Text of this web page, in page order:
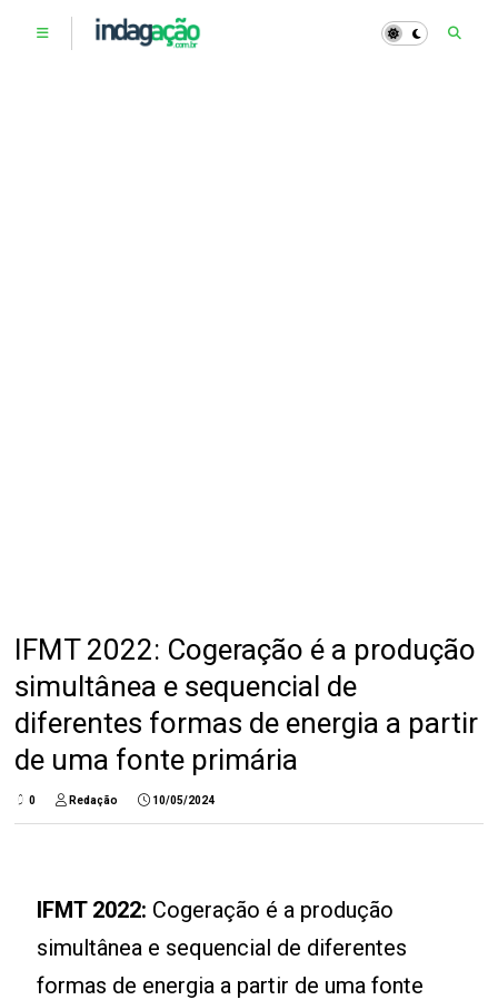
IFMT 2022: Cogeração é a produção
simultânea e sequencial de
diferentes formas de energia a partir
de uma fonte primária
0 Redação 10/05/2024
IFMT 2022: Cogeração é a produção
simultânea e sequencial de diferentes
formas de energia a partir de uma fonte